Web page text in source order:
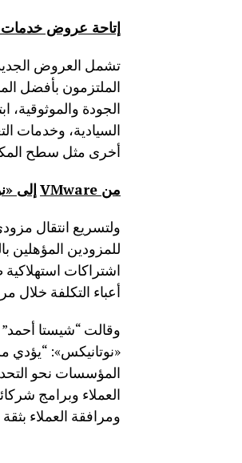
إتاحة عروض خدمات
تشمل العروض
الملتزمون بأفضل
السيادية، وخدمات
أخرى مثل سطح
من VMware إلى
للمزودين
أعباء التكلفة خلال
وقالت “شيستا
«نوتانيكس»: “يؤدي
المؤسسات نحو
العملاء وبرامج
ومرافقة العملاء